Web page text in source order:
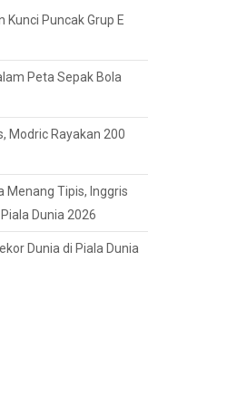
Kunci Puncak Grup E
Peta Sepak Bola
Modric Rayakan 200
Menang Tipis, Inggris
Dunia 2026
Dunia di Piala Dunia